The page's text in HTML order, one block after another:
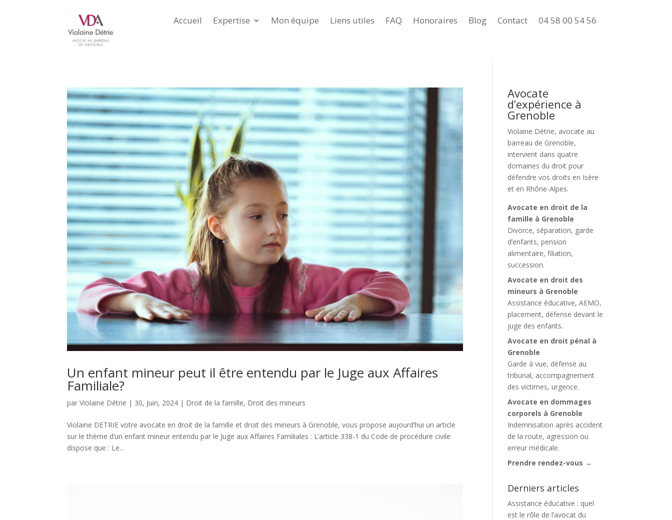
Accueil Expertise Mon équipe Liens utiles FAQ Honoraires Blog Contact 04 58 00 54 56
Un enfant mineur peut il être entendu par le Juge aux Affaires
Familiale?
parViolaine Détrie | 30, Juin, 2024 | Droit de la famille, Droit des mineurs
Violaine DETRIE votre avocate en droit de la famille et droit des mineurs à Grenoble, vous propose aujourd’hui un article
sur le thème d’un enfant mineur entendu par le Juge aux Affaires Familiales : L’article 338-1 du Code de procédure civile
dispose que : Le...
Avocate
d’expérience à
Grenoble
Violaine Détrie, avocate au
barreau de Grenoble,
intervient dans quatre
domaines du droit pour
défendre vos droits en Isère
et en Rhône-Alpes.
Avocate en droit de la
famille à Grenoble
Divorce, séparation, garde
d’enfants, pension
alimentaire, filiation,
succession.
Avocate en droit des
mineurs à Grenoble
Assistance éducative, AEMO,
placement, défense devant le
juge des enfants.
Avocate en droit pénal à
Grenoble
Garde à vue, défense au
tribunal, accompagnement
des victimes, urgence.
Avocate en dommages
corporels à Grenoble
Indemnisation après accident
de la route, agression ou
erreur médicale.
Prendre rendez-vous →
Derniers articles
Assistance éducative : quel
est le rôle de l’avocat du